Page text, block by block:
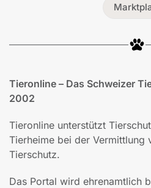
Tieronline – Das Schweizer
2002
Tieronline unterstützt
Tierheime bei der Vermittlung
Tierschutz.
Das Portal wird ehrenamtlich